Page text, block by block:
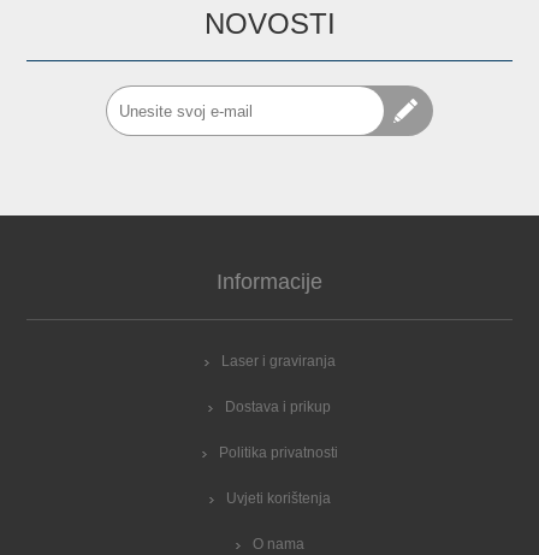
NOVOSTI
Informacije
Laser i graviranja
Dostava i prikup
Politika privatnosti
Uvjeti korištenja
O nama